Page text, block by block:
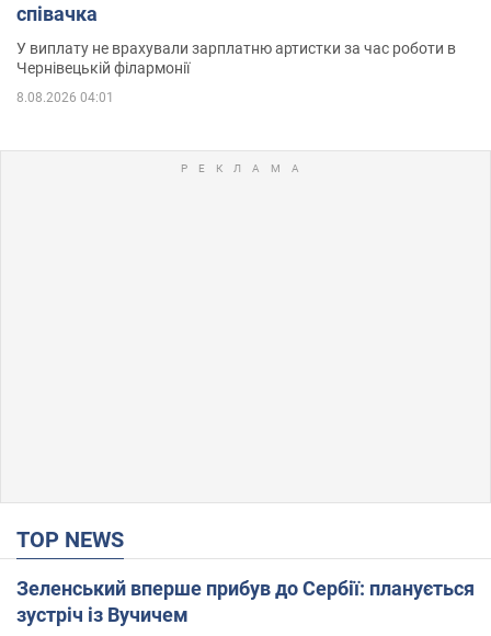
співачка
У виплату не врахували зарплатню артистки за час роботи в
Чернівецькій філармонії
8.08.2026 04:01
TOP NEWS
Зеленський вперше прибув до Сербії: планується
зустріч із Вучичем